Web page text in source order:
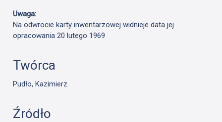
Uwaga:
Na odwrocie karty inwentarzowej widnieje data jej
opracowania 20 lutego 1969
Twórca
Pudło, Kazimierz
Źródło